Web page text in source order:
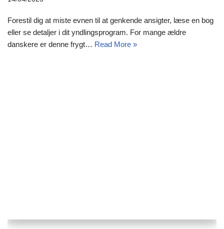
Forestil dig at miste evnen til at genkende ansigter, læse en bog
eller se detaljer i dit yndlingsprogram. For mange ældre
danskere er denne frygt… Read More »